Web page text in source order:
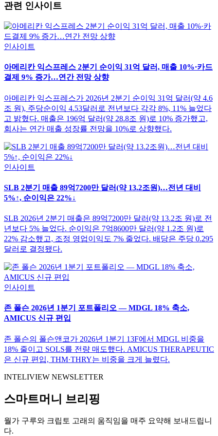
관련 인사이트
인사이트
아메리칸 익스프레스 2분기 순이익 31억 달러, 매출 10%·카드
결제 9% 증가…연간 전망 상향
아메리칸 익스프레스가 2026년 2분기 순이익 31억 달러(약 4.6
조 원), 주당순이익 4.53달러로 전년보다 각각 8%, 11% 늘었다
고 밝혔다. 매출은 196억 달러(약 28.8조 원)로 10% 증가했고,
회사는 연간 매출 성장률 전망을 10%로 상향했다.
인사이트
SLB 2분기 매출 89억7200만 달러(약 13.2조원)…전년 대비
5%↑, 순이익은 22%↓
SLB 2026년 2분기 매출은 89억7200만 달러(약 13.2조 원)로 전
년보다 5% 늘었다. 순이익은 7억8600만 달러(약 1.2조 원)로
22% 감소했고, 조정 영업이익도 7% 줄었다. 배당은 주당 0.295
달러로 결정됐다.
인사이트
존 폴슨 2026년 1분기 포트폴리오 — MDGL 18% 축소,
AMICUS 신규 편입
존 폴슨의 폴슨앤코가 2026년 1분기 13F에서 MDGL 비중을
18% 줄이고 SOLS를 전량 매도했다. AMICUS THERAPEUTIC
은 신규 편입, THM·THRY는 비중을 크게 늘렸다.
INTELIVIEW NEWSLETTER
스마트머니 브리핑
월가 구루와 크립토 고래의 움직임을 매주 요약해 보내드립니
다.